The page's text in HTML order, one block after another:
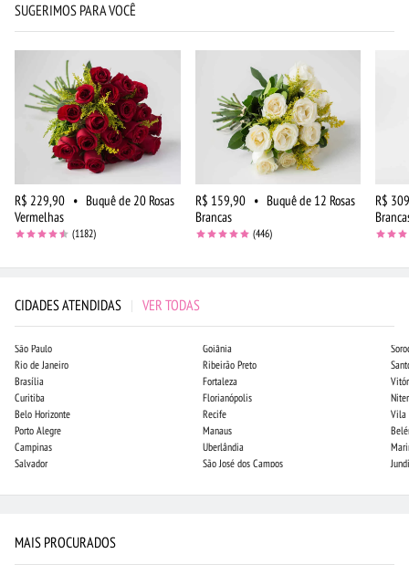
SUGERIMOS PARA VOCÊ
R$ 229,90 • Buquê de 20 Rosas
Vermelhas
(1182)
R$ 159,90 • Buquê de 12 Rosas
Brancas
(446)
R$
CIDADES ATENDIDAS | VER TODAS
São Paulo
Rio de Janeiro
Brasília
Curitiba
Belo Horizonte
Porto Alegre
Campinas
Salvador
Goiânia
Ribeirão Preto
Fortaleza
Florianópolis
Recife
Manaus
Uberlândia
São José dos Campos
Vila
MAIS PROCURADOS